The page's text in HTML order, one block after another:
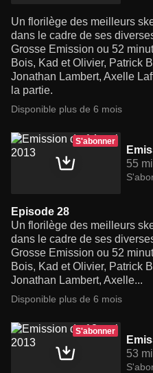
Un florilège des meilleurs
dans le cadre de ses
Grosse Emission ou 52
Bois, Kad et Olivier, Patrick
Jonathan Lambert, Axelle
la partie.
Disponible plus de 6 mois
S'abonner
55
Episode 28
Un florilège des meilleurs
dans le cadre de ses
Grosse Emission ou 52
Bois, Kad et Olivier, Patrick
Jonathan Lambert, Axelle...
Disponible plus de 6 mois
S'abonner
53